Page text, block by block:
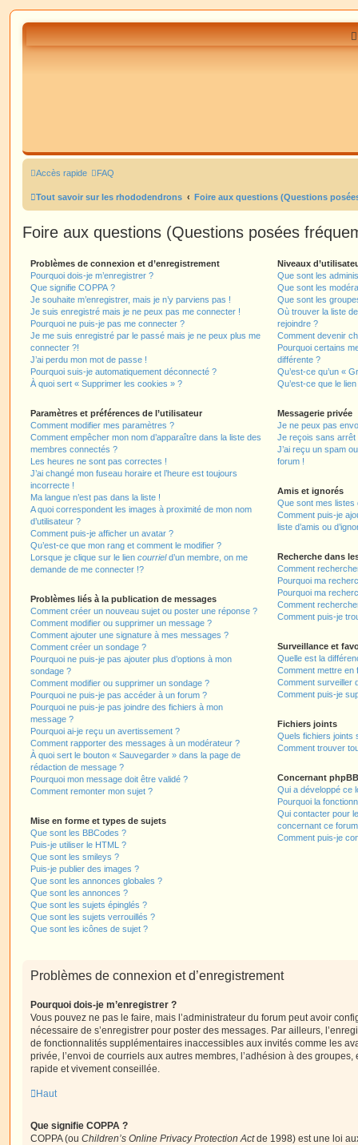
Accès rapide FAQ
Tout savoir sur les rhododendrons Foire aux questions (Questions
Foire aux questions (Questions posées
Problèmes de connexion et d’enregistrement
Pourquoi dois-je m’enregistrer ?
Que signifie COPPA ?
Je souhaite m’enregistrer, mais je n’y parviens pas !
Je suis enregistré mais je ne peux pas me connecter !
Pourquoi ne puis-je pas me connecter ?
Je me suis enregistré par le passé mais je ne peux plus me
connecter ?!
J’ai perdu mon mot de passe !
Pourquoi suis-je automatiquement déconnecté ?
À quoi sert « Supprimer les cookies » ?
Paramètres et préférences de l’utilisateur
Comment modifier mes paramètres ?
Comment empêcher mon nom d’apparaître dans la liste des
membres connectés ?
Les heures ne sont pas correctes !
J’ai changé mon fuseau horaire et l’heure est toujours
incorrecte !
Ma langue n’est pas dans la liste !
A quoi correspondent les images à proximité de mon nom
d’utilisateur ?
Comment puis-je afficher un avatar ?
Qu’est-ce que mon rang et comment le modifier ?
Lorsque je clique sur le lien courrield’un membre, on me
demande de me connecter !?
Problèmes liés à la publication de messages
Comment créer un nouveau sujet ou poster une réponse ?
Comment modifier ou supprimer un message ?
Comment ajouter une signature à mes messages ?
Comment créer un sondage ?
Pourquoi ne puis-je pas ajouter plus d’options à mon
sondage ?
Comment modifier ou supprimer un sondage ?
Pourquoi ne puis-je pas accéder à un forum ?
Pourquoi ne puis-je pas joindre des fichiers à mon
message ?
Pourquoi ai-je reçu un avertissement ?
Comment rapporter des messages à un modérateur ?
À quoi sert le bouton « Sauvegarder » dans la page de
rédaction de message ?
Pourquoi mon message doit être validé ?
Comment remonter mon sujet ?
Mise en forme et types de sujets
Que sont les BBCodes ?
Puis-je utiliser le HTML ?
Que sont les smileys ?
Puis-je publier des images ?
Que sont les annonces globales ?
Que sont les annonces ?
Que sont les sujets épinglés ?
Que sont les sujets verrouillés ?
Que sont les icônes de sujet ?
Niveaux
Que sont les
Que sont les
Que sont les
Où trouver la liste
rejoindre ?
Comment devenir
Pourquoi certains
différente ?
Qu’est-ce qu’un «
Qu’est-ce que le
Messagerie privée
Je ne peux pas
Je reçois sans arrêt
J’ai reçu un spam
forum !
Amis et ignorés
Que sont mes listes
Comment puis-je
liste d’amis ou
Recherche dans
Comment
Pourquoi ma
Pourquoi ma
Comment
Comment puis-je
Surveillance et
Quelle est la
Comment mettre en
Comment surveiller
Comment puis-je
Fichiers joints
Quels fichiers joints
Comment trouver
Concernant phpBB
Qui a développé ce
Pourquoi la
Qui contacter pour
concernant ce
Comment puis-je
Problèmes de connexion et d’enregistrement
Pourquoi dois-je m’enregistrer ?
Vous pouvez ne pas le faire, mais l’administrateur du forum peut avoir
nécessaire de s’enregistrer pour poster des messages. Par ailleurs,
de fonctionnalités supplémentaires inaccessibles aux invités comme les
privée, l’envoi de courriels aux autres membres, l’adhésion à des groupes,
rapide et vivement conseillée.
Haut
Que signifie COPPA ?
COPPA (ou Children’s Online Privacy Protection Actde 1998) est une loi